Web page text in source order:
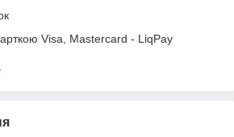
Visa, Mastercard - LiqPay